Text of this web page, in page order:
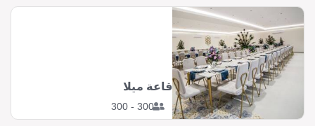
300 - 300
قاعة ميلا